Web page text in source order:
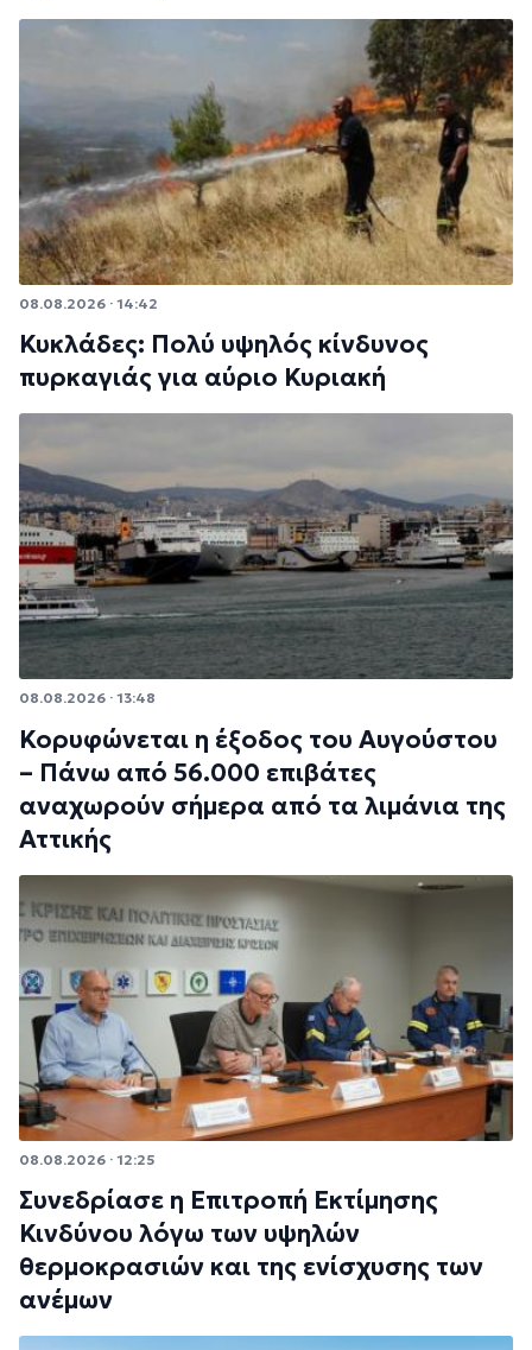
08.08.2026 · 14:42
Κυκλάδες: Πολύ υψηλός κίνδυνος
πυρκαγιάς για αύριο Κυριακή
08.08.2026 · 13:48
Κορυφώνεται η έξοδος του Αυγούστου
– Πάνω από 56.000 επιβάτες
αναχωρούν σήμερα από τα λιμάνια της
Αττικής
08.08.2026 · 12:25
Συνεδρίασε η Επιτροπή Εκτίμησης
Κινδύνου λόγω των υψηλών
θερμοκρασιών και της ενίσχυσης των
ανέμων